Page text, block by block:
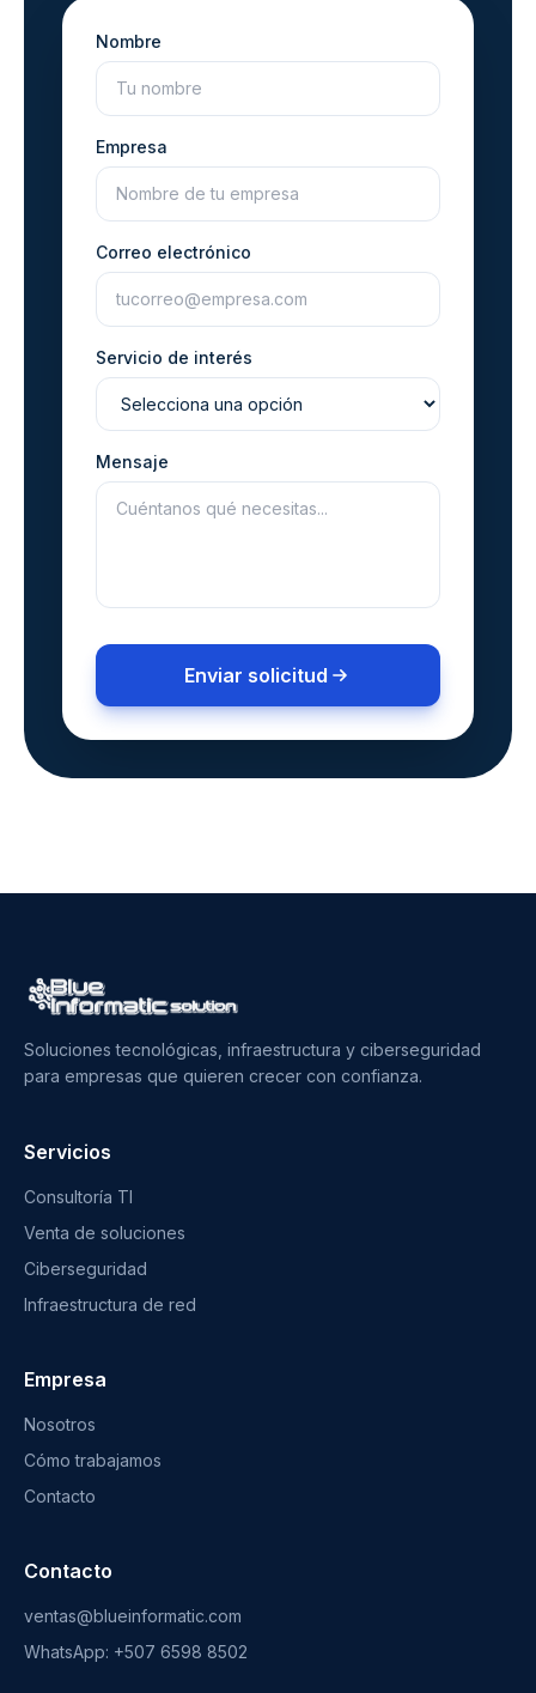
Nombre
Empresa
Correo electrónico
Servicio de interés
Mensaje
Enviar solicitud
Soluciones tecnológicas, infraestructura y ciberseguridad
para empresas que quieren crecer con confianza.
Servicios
Consultoría TI
Venta de soluciones
Ciberseguridad
Infraestructura de red
Empresa
Nosotros
Cómo trabajamos
Contacto
Contacto
ventas@blueinformatic.com
WhatsApp: +507 6598 8502